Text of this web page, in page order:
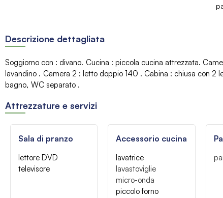
Descrizione dettagliata
Soggiorno con : divano Cucina : piccola cucina attrezzata
lavandino
Camera 2 : letto doppio 140 Cabina : chiusa con 2
bagno WC separato
Attrezzature e servizi
Sala di pranzo
lettore DVD
televisore
Accessorio cucina
lavatrice
lavastoviglie
micro-onda
piccolo forno